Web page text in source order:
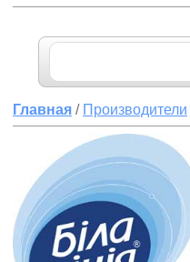
Главная / Производители